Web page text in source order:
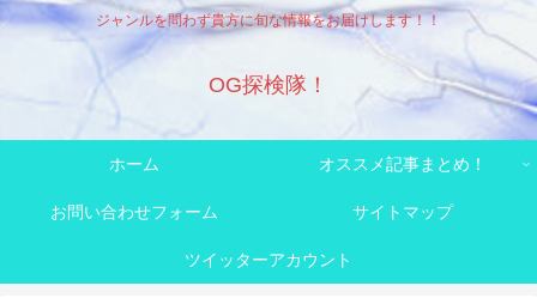
ジャンルを問わず貴方に旬な情報をお届けします！！
OG探検隊！
ホーム オススメ記事まとめ！
お問い合わせフォーム サイトマップ
ツイッターアカウント